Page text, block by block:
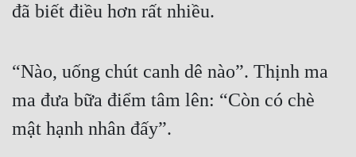
đã biết điều hơn rất nhiều.
“Nào, uống chút canh dê nào”. Thịnh ma
ma đưa bữa điểm tâm lên: “Còn có chè
mật hạnh nhân đấy”.